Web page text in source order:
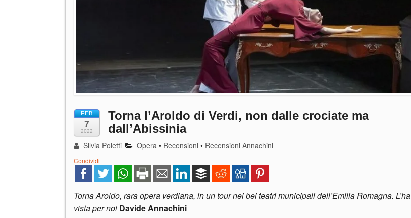
FEB
7
2022
Torna l’Aroldo di Verdi, non dalle crociate ma
dall’Abissinia
Silvia Poletti Opera • Recensioni • Recensioni Annachini
Condividi
Torna Aroldo, rara opera verdiana, in un tour nei bei teatri municipali dell’Emilia Romagna. L’ha
vista per noi Davide Annachini